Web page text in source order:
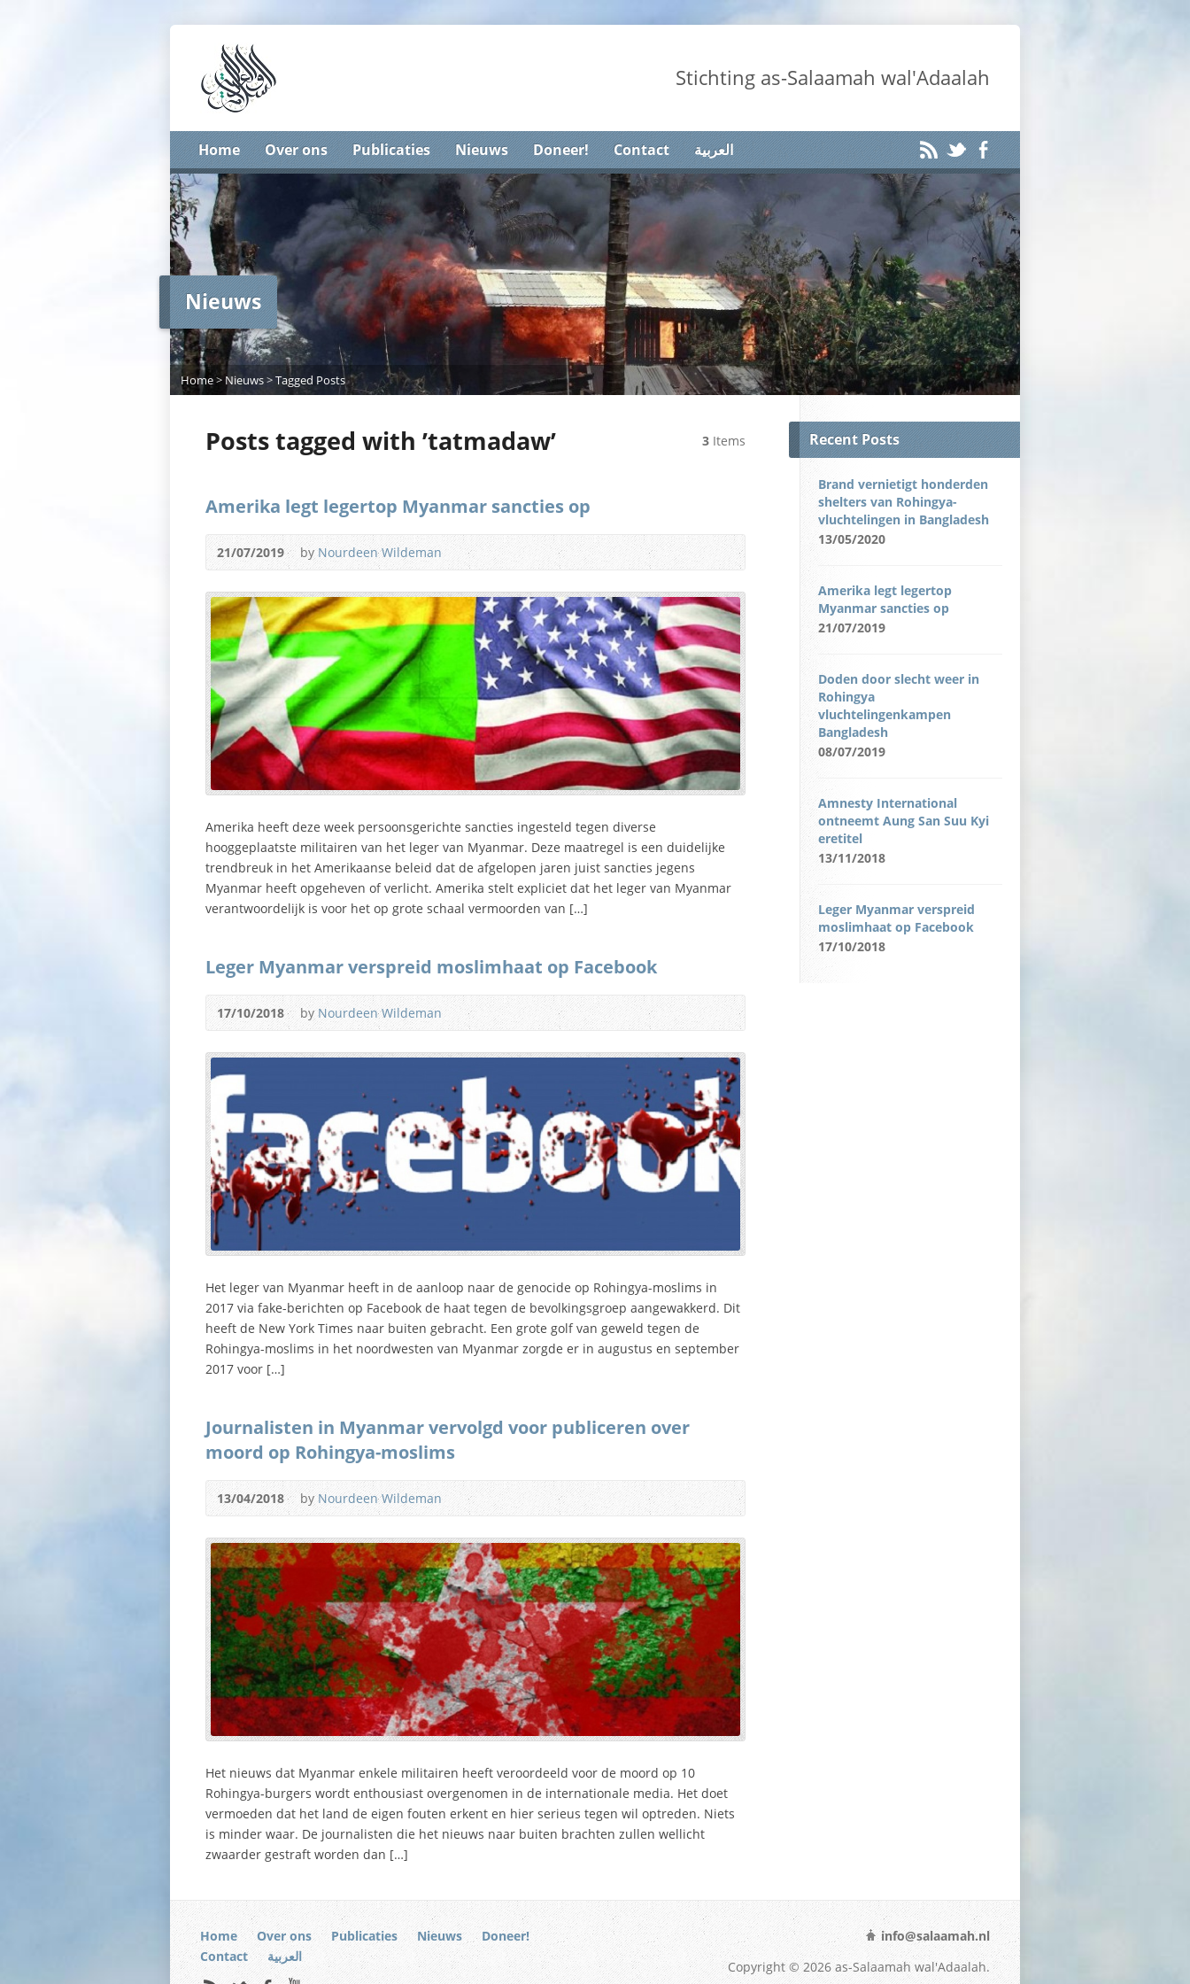
Stichting as-Salaamah wal'Adaalah
Home Over ons Publicaties Nieuws Doneer! Contact العربية
Nieuws
Home>Nieuws>Tagged Posts
Posts tagged with ’tatmadaw’ 3 Items
Amerika legt legertop Myanmar sancties op
21/07/2019 by Nourdeen Wildeman
Amerika heeft deze week persoonsgerichte sancties ingesteld tegen diverse
hooggeplaatste militairen van het leger van Myanmar. Deze maatregel is een duidelijke
trendbreuk in het Amerikaanse beleid dat de afgelopen jaren juist sancties jegens
Myanmar heeft opgeheven of verlicht. Amerika stelt expliciet dat het leger van Myanmar
verantwoordelijk is voor het op grote schaal vermoorden van […]
Leger Myanmar verspreid moslimhaat op Facebook
17/10/2018 by Nourdeen Wildeman
Het leger van Myanmar heeft in de aanloop naar de genocide op Rohingya-moslims in
2017 via fake-berichten op Facebook de haat tegen de bevolkingsgroep aangewakkerd. Dit
heeft de New York Times naar buiten gebracht. Een grote golf van geweld tegen de
Rohingya-moslims in het noordwesten van Myanmar zorgde er in augustus en september
2017 voor […]
Journalisten in Myanmar vervolgd voor publiceren over
moord op Rohingya-moslims
13/04/2018 by Nourdeen Wildeman
Het nieuws dat Myanmar enkele militairen heeft veroordeeld voor de moord op 10
Rohingya-burgers wordt enthousiast overgenomen in de internationale media. Het doet
vermoeden dat het land de eigen fouten erkent en hier serieus tegen wil optreden. Niets
is minder waar. De journalisten die het nieuws naar buiten brachten zullen wellicht
zwaarder gestraft worden dan […]
Recent Posts
Brand vernietigt honderden
shelters van Rohingya-
vluchtelingen in Bangladesh
13/05/2020
Amerika legt legertop
Myanmar sancties op
21/07/2019
Doden door slecht weer in
Rohingya
vluchtelingenkampen
Bangladesh
08/07/2019
Amnesty International
ontneemt Aung San Suu Kyi
eretitel
13/11/2018
Leger Myanmar verspreid
moslimhaat op Facebook
17/10/2018
Home Over ons Publicaties Nieuws
Doneer!
Contact
العربية
info@salaamah.nl
Copyright © 2026 as-Salaamah wal'Adaalah.